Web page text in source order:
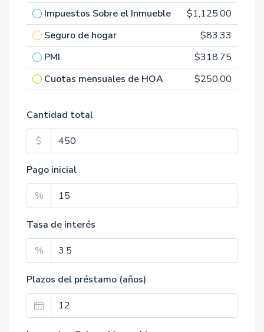
Impuestos Sobre el Inmueble
$1,125.00
Seguro de hogar
$83.33
PMI
$318.75
Cuotas mensuales de HOA
$250.00
Cantidad total
$
Pago inicial
%
Tasa de interés
%
Plazos del préstamo (años)